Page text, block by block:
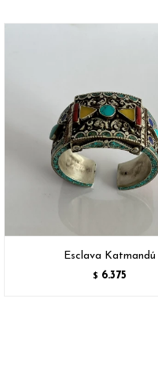
Esclava Katmandú
$ 6.375